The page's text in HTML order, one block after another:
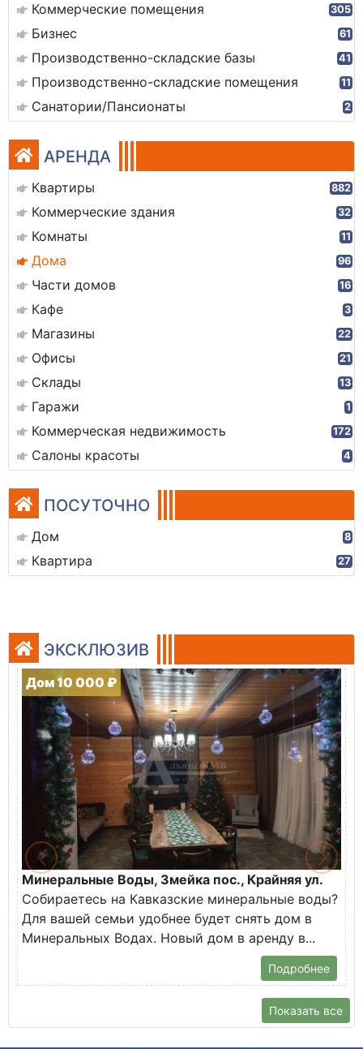
Коммерческие помещения 305
Бизнес 61
Производственно-складские базы 41
Производственно-складские помещения 11
Санатории/Пансионаты 2
АРЕНДА
Квартиры 882
Коммерческие здания 32
Комнаты 11
Дома 96
Части домов 16
Кафе 3
Магазины 22
Офисы 21
Склады 13
Гаражи 1
Коммерческая недвижимость 172
Салоны красоты 4
ПОСУТОЧНО
Дом 8
Квартира 27
ЭКСКЛЮЗИВ
Дом 10 000 ₽
Минеральные Воды, Змейка пос., Крайняя ул.
Собираетесь на Кавказские минеральные воды?
Для вашей семьи удобнее будет снять дом в
Минеральных Водах. Новый дом в аренду в...
Подробнее
Показать все